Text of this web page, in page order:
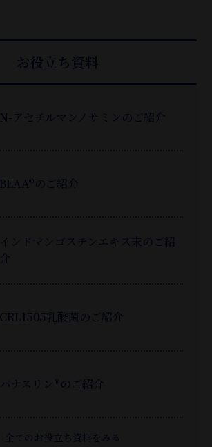
お役立ち資料
N-アセチルマンノサミンのご紹介
BEAA®のご紹介
インドマンゴスチンエキス末のご紹
介
CRL1505乳酸菌のご紹介
バナスリン®のご紹介
全てのお役立ち資料をみる